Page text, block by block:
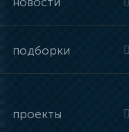
подборки
проекты